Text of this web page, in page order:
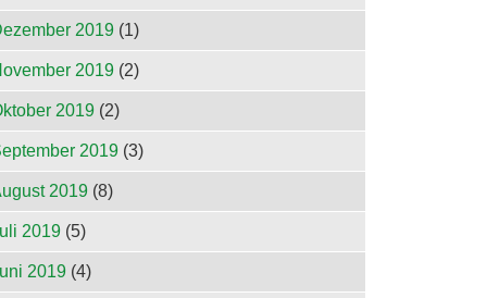
2019 (1)
2019 (2)
2019 (2)
2019 (3)
2019 (8)
2019 (5)
2019 (4)